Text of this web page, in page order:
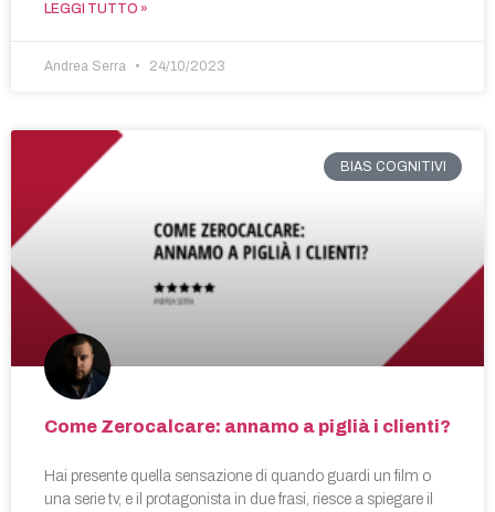
LEGGI TUTTO »
Andrea Serra 24/10/2023
BIAS COGNITIVI
Come Zerocalcare: annamo a piglià i clienti?
Hai presente quella sensazione di quando guardi un film o
una serie tv, e il protagonista in due frasi, riesce a spiegare il